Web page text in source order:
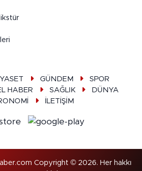
GÜNDEM
SPOR
HABER SAĞLIK
DÜNYA
İLETİŞİM
Copyright © 2026. Her hakkı